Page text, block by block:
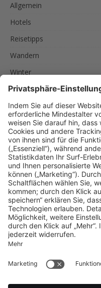
Allgemein
Hotels
Reisetipps
Wandern
Winter
SCHLAGWÖRTER
AKTIVURLAUB FAMILIEN
RADREISEN
SPORTLER SÜDTIROL
UNSERE
Reise nach Südtirol
MENU